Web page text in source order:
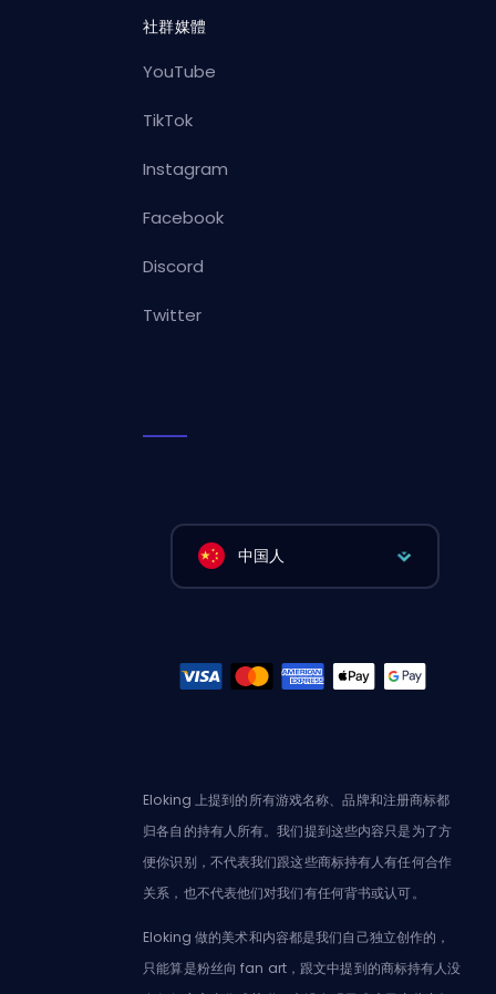
社群媒體
YouTube
TikTok
Instagram
Facebook
Discord
Twitter
中国人
Eloking 上提到的所有游戏名称、品牌和注册商标都
归各自的持有人所有。我们提到这些内容只是为了方
便你识别，不代表我们跟这些商标持有人有任何合作
关系，也不代表他们对我们有任何背书或认可。
Eloking 做的美术和内容都是我们自己独立创作的，
只能算是粉丝向 fan art，跟文中提到的商标持有人没